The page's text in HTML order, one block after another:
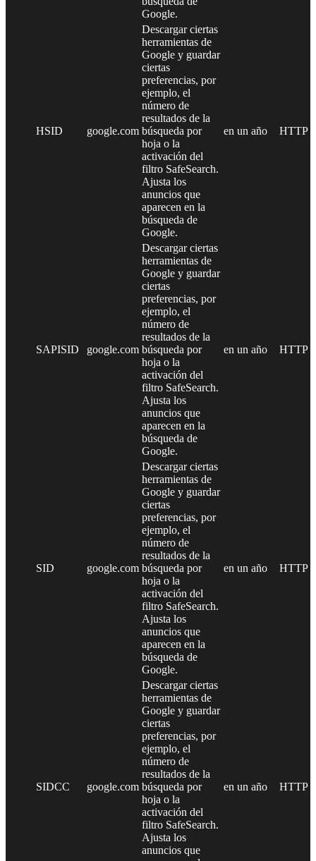
Google.
HSID google.com
Descargar ciertas
herramientas de
Google y guardar
ciertas
preferencias, por
ejemplo, el
número de
resultados de la
búsqueda por
hoja o la
activación del
filtro SafeSearch.
Ajusta los
anuncios que
aparecen en la
búsqueda de
Google.
en un año HTTP
SAPISID google.com
Descargar ciertas
herramientas de
Google y guardar
ciertas
preferencias, por
ejemplo, el
número de
resultados de la
búsqueda por
hoja o la
activación del
filtro SafeSearch.
Ajusta los
anuncios que
aparecen en la
búsqueda de
Google.
en un año HTTP
SID google.com
Descargar ciertas
herramientas de
Google y guardar
ciertas
preferencias, por
ejemplo, el
número de
resultados de la
búsqueda por
hoja o la
activación del
filtro SafeSearch.
Ajusta los
anuncios que
aparecen en la
búsqueda de
Google.
en un año HTTP
SIDCC google.com
Descargar ciertas
herramientas de
Google y guardar
ciertas
preferencias, por
ejemplo, el
número de
resultados de la
búsqueda por
hoja o la
activación del
filtro SafeSearch.
Ajusta los
anuncios que
en un año HTTP